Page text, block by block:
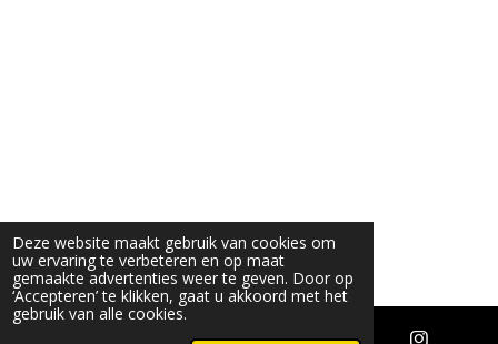
Deze website maakt gebruik van cookies om
uw ervaring te verbeteren en op maat
gemaakte advertenties weer te geven. Door op
‘Accepteren’ te klikken, gaat u akkoord met het
gebruik van alle cookies.